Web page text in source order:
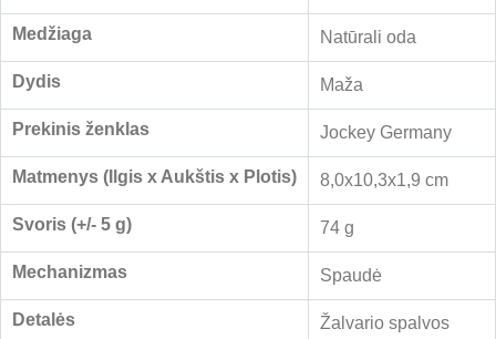
Medžiaga Natūrali oda
Dydis Maža
Prekinis ženklas Jockey Germany
Matmenys (Ilgis x Aukštis x Plotis) 8,0x10,3x1,9 cm
Svoris (+/- 5 g) 74 g
Mechanizmas Spaudė
Detalės
Žalvario spalvos